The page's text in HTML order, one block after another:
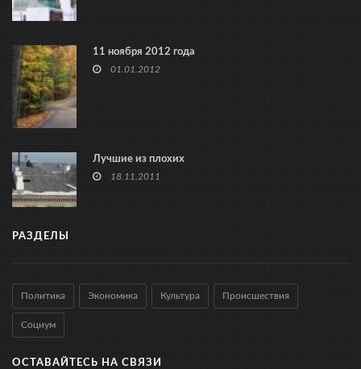
11 ноября 2012 года
01.01.2012
Лучшие из плохих
18.11.2011
РАЗДЕЛЫ
Политика Экономика Культура Происшествия
Социум
ОСТАВАЙТЕСЬ НА СВЯЗИ